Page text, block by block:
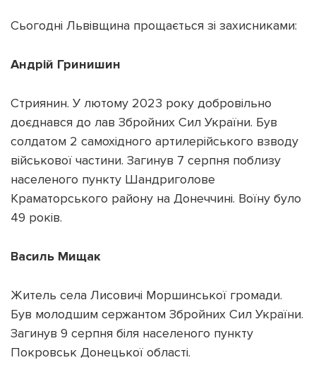
Сьогодні Львівщина прощається зі захисниками:
Андрій Гринишин
Стриянин. У лютому 2023 року добровільно
доєднався до лав Збройних Сил України. Був
солдатом 2 самохідного артилерійського взводу
військової частини. Загинув 7 серпня поблизу
населеного пункту Шандриголове
Краматорського району на Донеччині. Воїну було
49 років.
Василь Мищак
Житель села Лисовичі Моршинської громади.
Був молодшим сержантом Збройних Сил України.
Загинув 9 серпня біля населеного пункту
Покровськ Донецької області.